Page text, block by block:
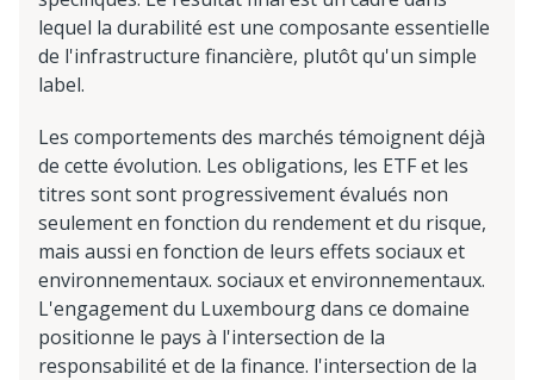
lequel la durabilité est une composante essentielle
de l'infrastructure financière, plutôt qu'un simple
label.
Les comportements des marchés témoignent déjà
de cette évolution. Les obligations, les ETF et les
titres sont sont progressivement évalués non
seulement en fonction du rendement et du risque,
mais aussi en fonction de leurs effets sociaux et
environnementaux. sociaux et environnementaux.
L'engagement du Luxembourg dans ce domaine
positionne le pays à l'intersection de la
responsabilité et de la finance. l'intersection de la